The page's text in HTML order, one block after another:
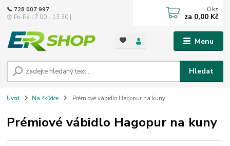
Menu
Hledat
📞 728 007 997
⏰ Po-Pá | 7:00 - 13:30 |
0 ks
za 0,00 Kč
Úvod Na škůdce Prémiové vábidlo Hagopur na kuny
Prémiové vábidlo Hagopur na kuny